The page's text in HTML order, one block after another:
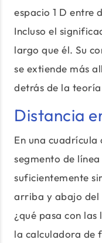
espacio 1 D entre
Incluso el
largo que él. Su
se extiende más
detrás de la
Distancia
En una
segmento de
suficientemente
arriba y abajo del
¿qué pasa con las
la calculadora de